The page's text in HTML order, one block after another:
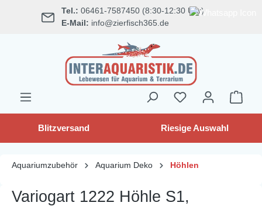
springen Tel.: 06461-7587450 (8:30-12:30 Uhr)
E-Mail: info@zierfisch365.de
Blitzversand Riesige Auswahl
Aquariumzubehör Aquarium Deko Höhlen
Variogart 1222 Höhle S1,